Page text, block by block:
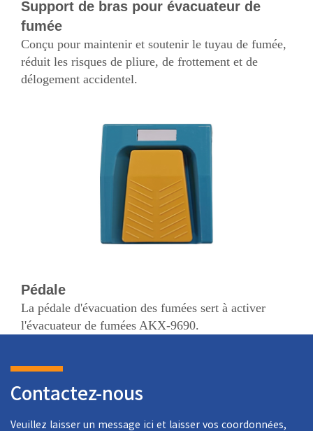
Support de bras pour évacuateur de
fumée
Conçu pour maintenir et soutenir le tuyau de fumée,
réduit les risques de pliure, de frottement et de
délogement accidentel.
Pédale
La pédale d'évacuation des fumées sert à activer
l'évacuateur de fumées AKX-9690.
Contactez-nous
Veuillez laisser un message ici et laisser vos coordonnées,